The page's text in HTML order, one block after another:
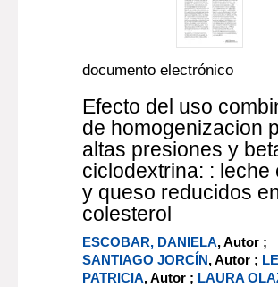
documento electrónico
Efecto del uso
de homogenizacion
altas presiones y
ciclodextrina: : leche
y queso reducidos
colesterol
ESCOBAR, DANIELA, Autor ;
SANTIAGO JORCÍN, Autor ;
PATRICIA, Autor ; LAURA